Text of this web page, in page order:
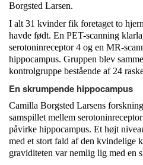
Borgsted Larsen.
I alt 31 kvinder fik foretaget to
havde født. En PET-scanning
serotoninreceptor 4 og en MR-
hippocampus. Gruppen blev
kontrolgruppe bestående af 24
En skrumpende hippocampus
Camilla Borgsted Larsens
samspillet mellem
påvirke hippocampus. Et højt
med et stort fald af den kvindelige
graviditeten var nemlig lig med en